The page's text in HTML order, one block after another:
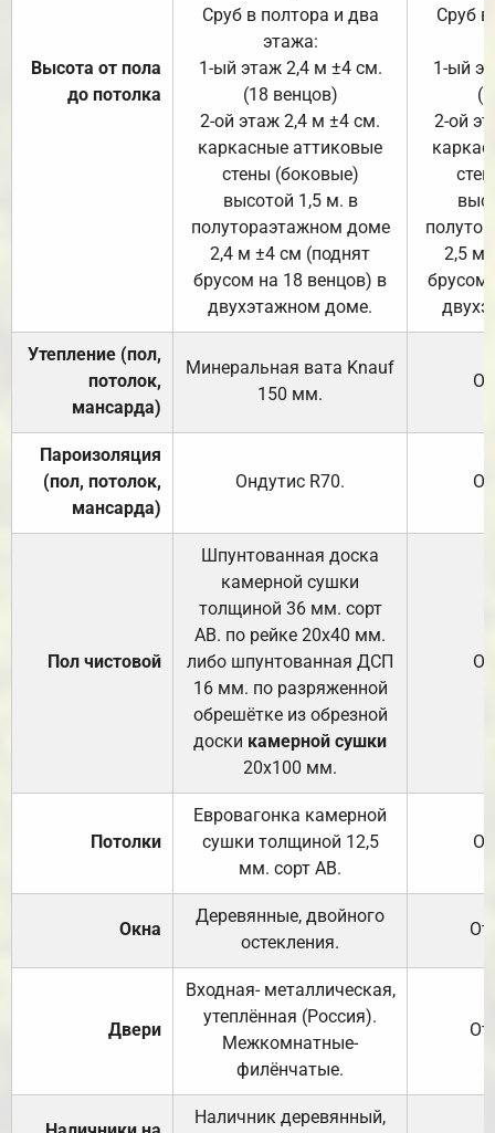
Высота от пола
до потолка
Сруб в полтора и два
этажа:
1-ый этаж 2,4 м ±4 см.
(18 венцов)
2-ой этаж 2,4 м ±4 см.
каркасные аттиковые
стены (боковые)
высотой 1,5 м. в
полутораэтажном доме
2,4 м ±4 см (поднят
брусом на 18 венцов) в
двухэтажном доме.
Сруб
1-ый
2-ой
2,5 м
брусом
Утепление (пол,
потолок,
мансарда)
Минеральная вата Knauf
150 мм.
Пароизоляция
(пол, потолок,
мансарда)
Ондутис R70.
Пол чистовой
Шпунтованная доска
камерной сушки
толщиной 36 мм. сорт
АВ. по рейке 20х40 мм.
либо шпунтованная ДСП
16 мм. по разряженной
обрешётке из обрезной
доски камерной сушки
20х100 мм.
Потолки
Евровагонка камерной
сушки толщиной 12,5
мм. сорт АВ.
Окна
Деревянные, двойного
остекления.
Двери
Входная- металлическая,
утеплённая (Россия).
Межкомнатные-
филёнчатые.
Наличник деревянный,